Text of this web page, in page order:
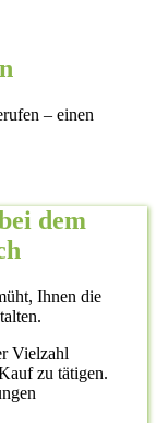
– einen
dem
Ihnen die
Vielzahl
zu tätigen.